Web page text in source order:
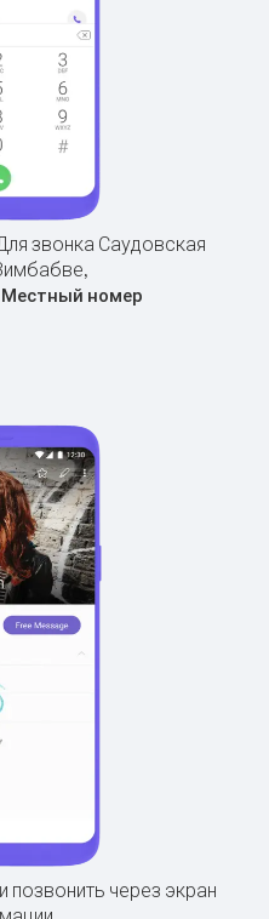
звонка Саудовская
Местный номер
позвонить через экран